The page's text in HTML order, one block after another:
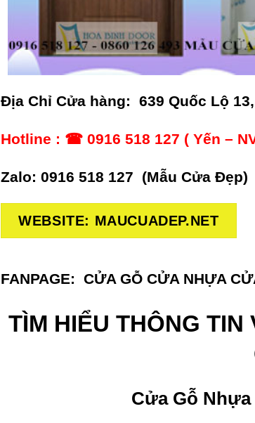
Địa Chỉ Cửa hàng: 639 Quốc Lộ
Hotline : ☎ 0916 518 127 ( Yến –
Zalo: 0916 518 127 (Mẫu Cửa Đẹp)
WEBSITE: MAUCUADEP.NET
FANPAGE: CỬA GỖ CỬA NHỰA
TÌM HIỂU THÔNG
Cửa Gỗ Nhựa